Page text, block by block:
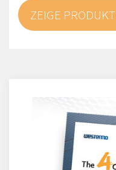
ZEIGE PRODUKT